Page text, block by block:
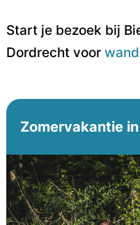
Start je bezoek bij
Dordrecht voor
Zomervakantie